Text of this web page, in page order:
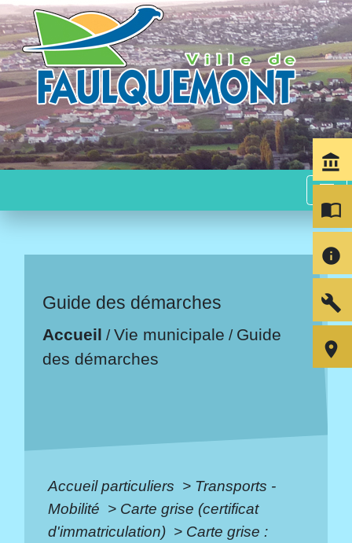
menu
Guide des démarches
Accueil /Vie municipale / Guide
des démarches
Accueil particuliers > Transports -
Mobilité > Carte grise (certificat
d'immatriculation) > Carte grise :
account_balance
import_contacts
info
build
room